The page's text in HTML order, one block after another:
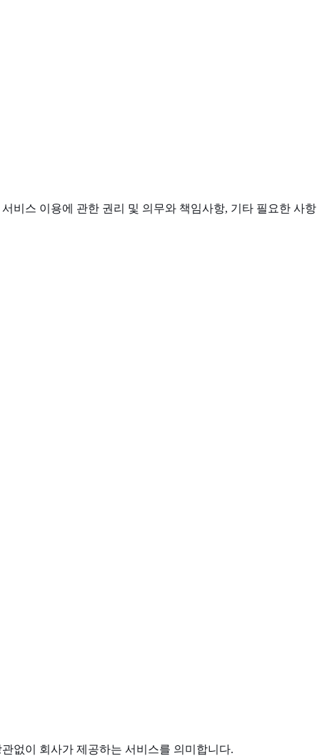
비스 이용에 관한 권리 및 의무와 책임사항, 기타 필요한 사항
없이 회사가 제공하는 서비스를 의미합니다.